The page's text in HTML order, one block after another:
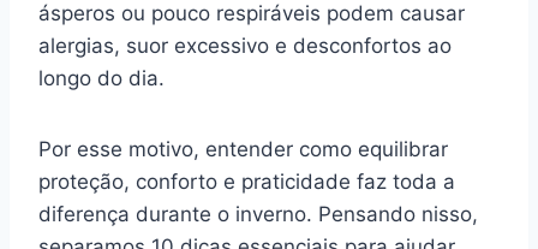
ásperos ou pouco respiráveis podem causar
alergias, suor excessivo e desconfortos ao
longo do dia.
Por esse motivo, entender como equilibrar
proteção, conforto e praticidade faz toda a
diferença durante o inverno. Pensando nisso,